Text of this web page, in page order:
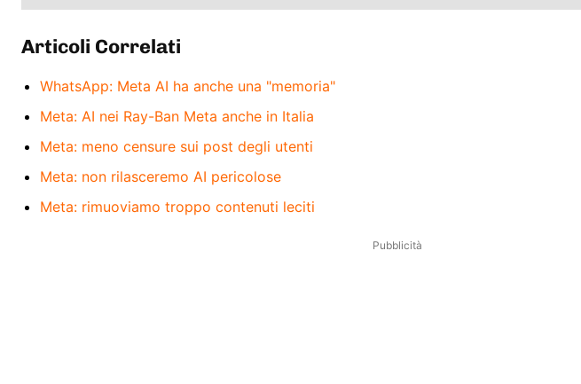
Articoli Correlati
WhatsApp: Meta AI ha anche una "memoria"
Meta: AI nei Ray-Ban Meta anche in Italia
Meta: meno censure sui post degli utenti
Meta: non rilasceremo AI pericolose
Meta: rimuoviamo troppo contenuti leciti
Pubblicità